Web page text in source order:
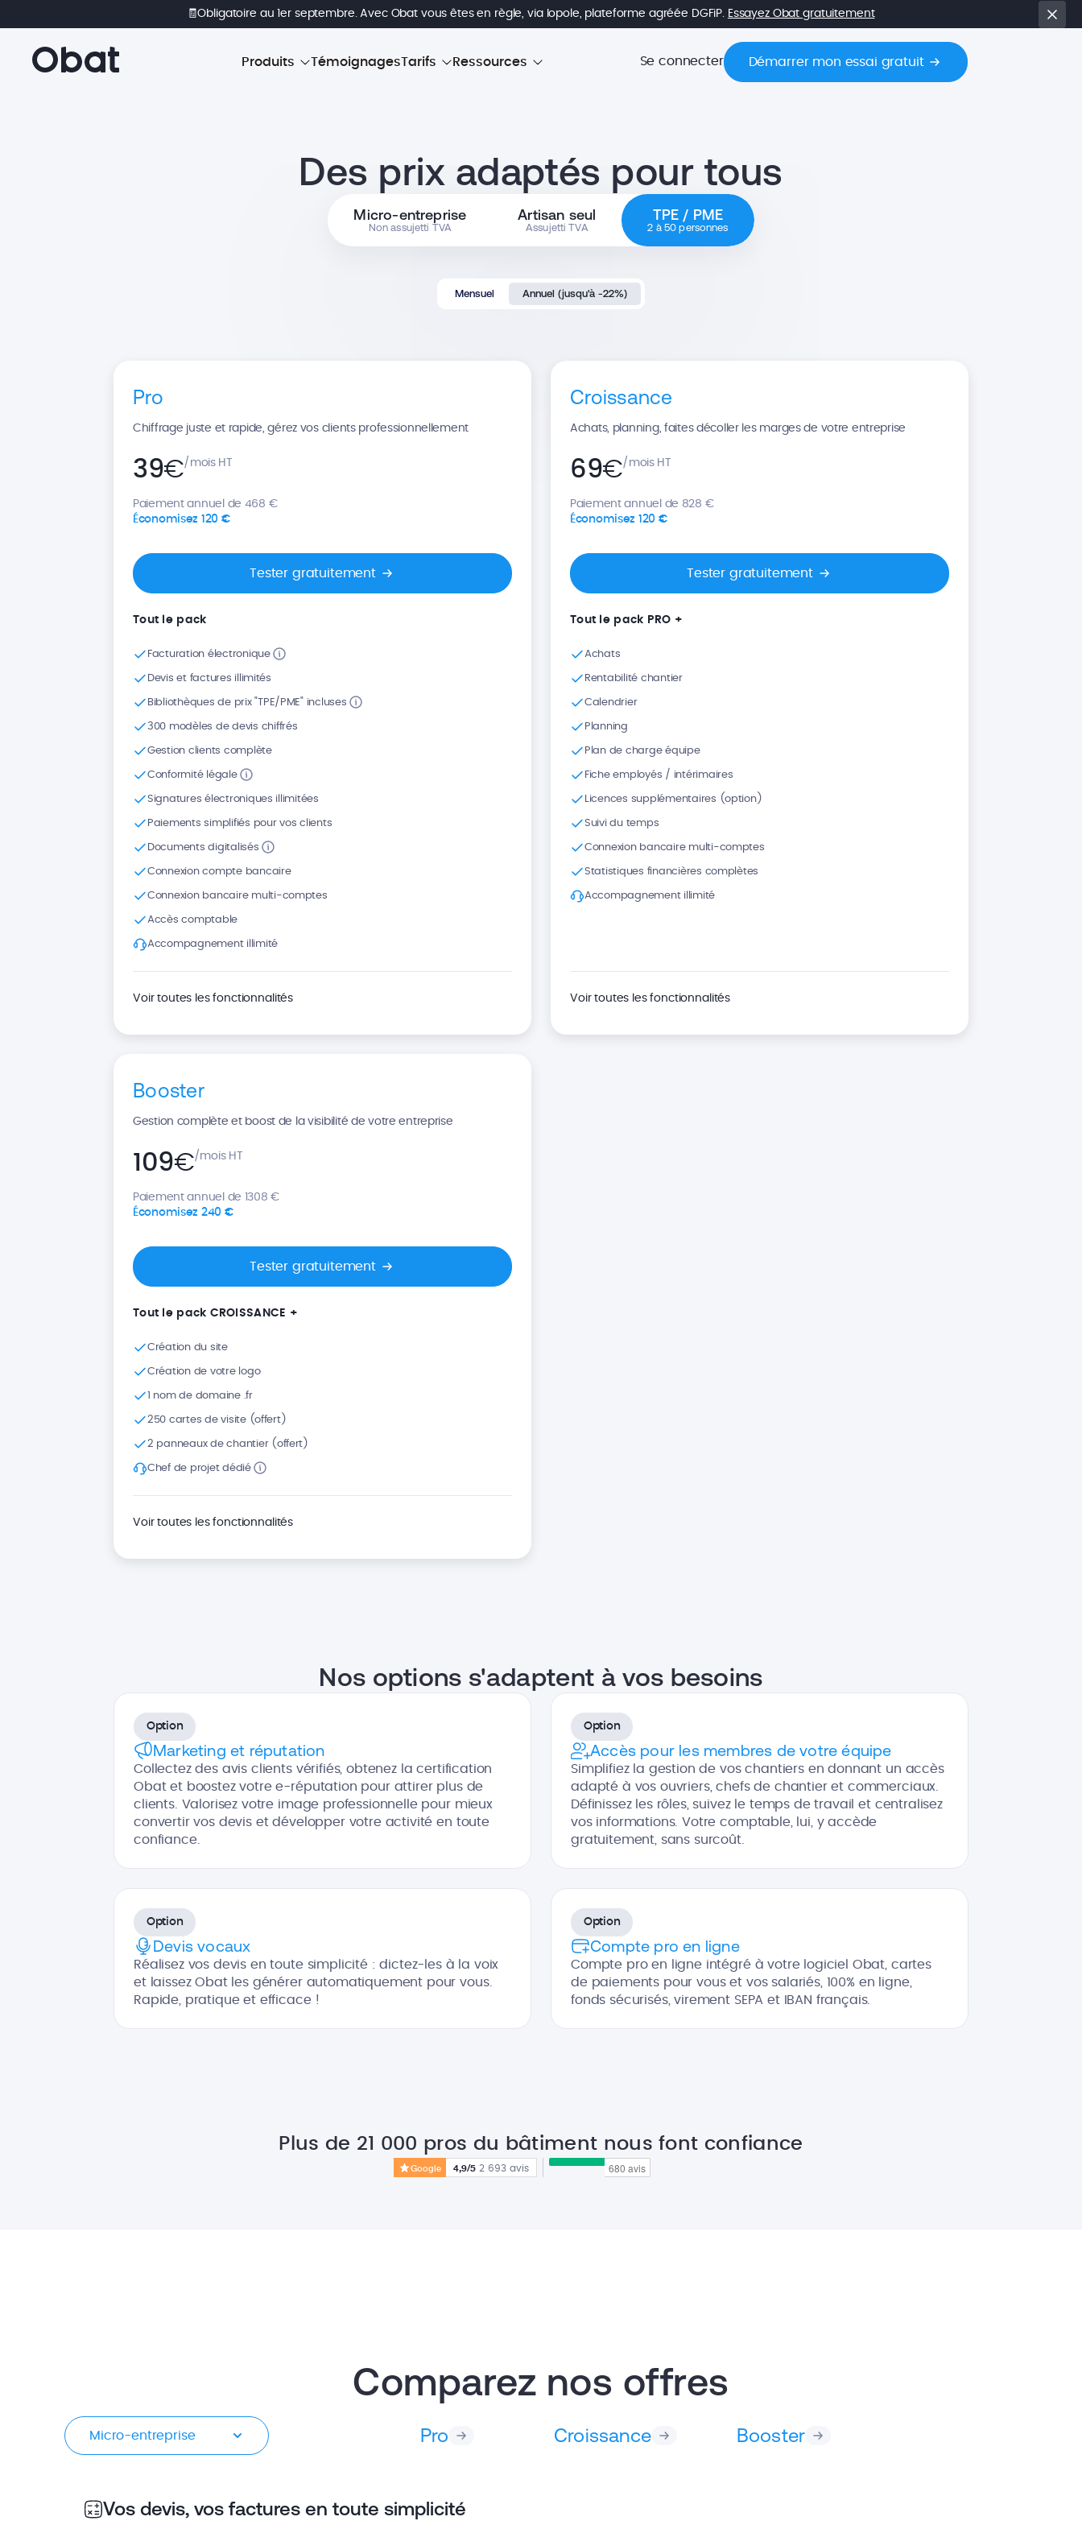
🧾Obligatoire au 1er septembre. Avec Obat vous êtes en règle, via Iopole, plateforme agréée DGFiP. Essayez Obat gratuitement
Produits TémoignagesTarifs Ressources Se connecter Démarrer mon essai gratuit
Des prix adaptés pour tous
Micro-entreprise
Non assujetti TVA
Artisan seul
Assujetti TVA
TPE / PME
2 à 50 personnes
Mensuel Annuel (jusqu'à -22%)
Pro
Chiffrage juste et rapide, gérez vos clients professionnellement
39€/mois HT
Paiement annuel de 468 €
Économisez 120 €
Tester gratuitement
Tout le pack
Facturation électronique
Devis et factures illimités
Bibliothèques de prix "TPE/PME" incluses
300 modèles de devis chiffrés
Gestion clients complète
Conformité légale
Signatures électroniques illimitées
Paiements simplifiés pour vos clients
Documents digitalisés
Connexion compte bancaire
Connexion bancaire multi-comptes
Accès comptable
Accompagnement illimité
Voir toutes les fonctionnalités
Croissance
Achats, planning, faites décoller les marges de votre entreprise
69€/mois HT
Paiement annuel de 828 €
Économisez 120 €
Tester gratuitement
Tout le pack PRO +
Achats
Rentabilité chantier
Calendrier
Planning
Plan de charge équipe
Fiche employés / intérimaires
Licences supplémentaires (option)
Suivi du temps
Connexion bancaire multi-comptes
Statistiques financières complètes
Accompagnement illimité
Voir toutes les fonctionnalités
Booster
Gestion complète et boost de la visibilité de votre entreprise
109€/mois HT
Paiement annuel de 1308 €
Économisez 240 €
Tester gratuitement
Tout le pack CROISSANCE +
Création du site
Création de votre logo
1 nom de domaine .fr
250 cartes de visite (offert)
2 panneaux de chantier (offert)
Chef de projet dédié
Voir toutes les fonctionnalités
Nos options s'adaptent à vos besoins
Option
Marketing et réputation
Collectez des avis clients vérifiés, obtenez la certification
Obat et boostez votre e-réputation pour attirer plus de
clients. Valorisez votre image professionnelle pour mieux
convertir vos devis et développer votre activité en toute
confiance.
Option
Accès pour les membres de votre équipe
Simplifiez la gestion de vos chantiers en donnant un accès
adapté à vos ouvriers, chefs de chantier et commerciaux.
Définissez les rôles, suivez le temps de travail et centralisez
vos informations. Votre comptable, lui, y accède
gratuitement, sans surcoût.
Option
Devis vocaux
Réalisez vos devis en toute simplicité : dictez-les à la voix
et laissez Obat les générer automatiquement pour vous.
Rapide, pratique et efficace !
Option
Compte pro en ligne
Compte pro en ligne intégré à votre logiciel Obat, cartes
de paiements pour vous et vos salariés, 100% en ligne,
fonds sécurisés, virement SEPA et IBAN français.
Plus de 21 000 pros du bâtiment nous font confiance
Google 4,9/5 2 693 avis
Comparez nos offres
Micro-entreprise Pro Croissance Booster
Vos devis, vos factures en toute simplicité